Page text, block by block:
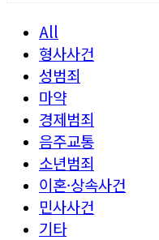
All
형사사건
성범죄
마약
경제범죄
음주교통
소년범죄
이혼·상속사건
민사사건
기타